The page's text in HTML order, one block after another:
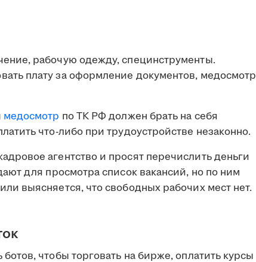
рабочую одежду, специнструменты.
плату за оформление документов, медосмотр
медосмотр по ТК РФ должен брать на себя
что-либо при трудоустройстве незаконно.
агентство и просят перечислить деньги
для просмотра список вакансий, но по ним
выясняется, что свободных рабочих мест нет.
чтобы торговать на бирже, оплатить курсы